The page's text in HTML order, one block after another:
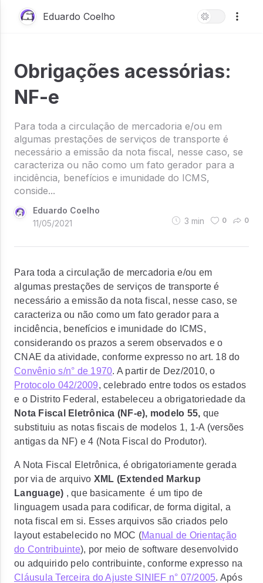
Eduardo Coelho
Obrigações acessórias:
NF-e
Para toda a circulação de mercadoria e/ou em
algumas prestações de serviços de transporte é
necessário a emissão da nota fiscal, nesse caso, se
caracteriza ou não como um fato gerador para a
incidência, benefícios e imunidade do ICMS,
conside...
Eduardo Coelho
11/05/2021
3 min 0 0
Para toda a circulação de mercadoria e/ou em
algumas prestações de serviços de transporte é
necessário a emissão da nota fiscal, nesse caso, se
caracteriza ou não como um fato gerador para a
incidência, benefícios e imunidade do ICMS,
considerando os prazos a serem observados e o
CNAE da atividade, conforme expresso no art. 18 do
Convênio s/n° de 1970. A partir de Dez/2010, o
Protocolo 042/2009, celebrado entre todos os estados
e o Distrito Federal, estabeleceu a obrigatoriedade da
Nota Fiscal Eletrônica (NF-e), modelo 55, que
substituiu as notas fiscais de modelos 1, 1-A (versões
antigas da NF) e 4 (Nota Fiscal do Produtor).
A Nota Fiscal Eletrônica, é obrigatoriamente gerada
por via de arquivo XML (Extended Markup
Language) , que basicamente é um tipo de
linguagem usada para codificar, de forma digital, a
nota fiscal em si. Esses arquivos são criados pelo
layout estabelecido no MOC (Manual de Orientação
do Contribuinte), por meio de software desenvolvido
ou adquirido pelo contribuinte, conforme expresso na
Cláusula Terceira do Ajuste SINIEF n° 07/2005. Após